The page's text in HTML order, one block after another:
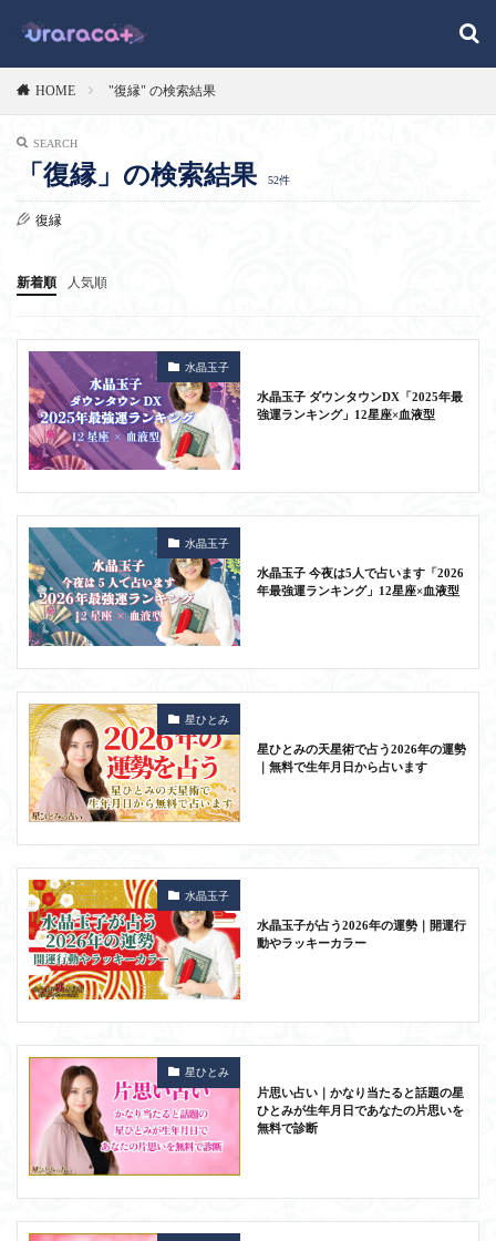
HOME "復縁" の検索結果
SEARCH
「復縁」の検索結果 52件
復縁
新着順 人気順
水晶玉子
水晶玉子 ダウンタウンDX「2025年最
強運ランキング」12星座×血液型
水晶玉子
水晶玉子 今夜は5人で占います「2026
年最強運ランキング」12星座×血液型
星ひとみ
星ひとみの天星術で占う2026年の運勢
｜無料で生年月日から占います
水晶玉子
水晶玉子が占う2026年の運勢｜開運行
動やラッキーカラー
星ひとみ
片思い占い｜かなり当たると話題の星
ひとみが生年月日であなたの片思いを
無料で診断